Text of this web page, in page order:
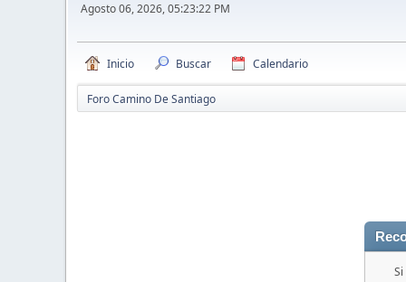
Agosto 06, 2026, 05:23:22 PM
Inicio Buscar Calendario
Foro Camino De Santiago